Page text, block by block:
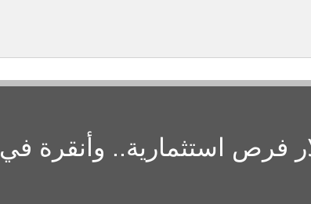
450 مليار دولار فرص استثمارية.. وأنقرة في